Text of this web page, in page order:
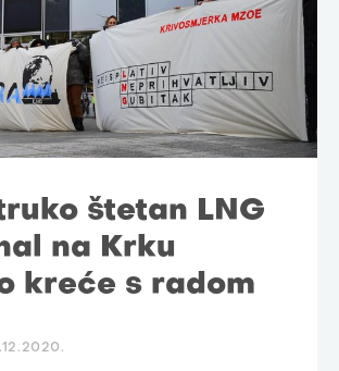
štetan LNG
na Krku
kreće s radom